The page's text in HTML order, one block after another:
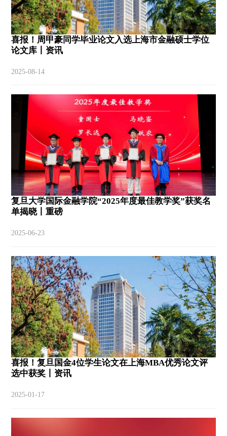
喜报！周甲豪同学毕业论文入选上海市金融硕士学位
论文库丨资讯
2025-08-14
复旦大学国际金融学院“2025年度最佳教学奖”获奖名
单揭晓丨重磅
2025-06-23
喜报！复旦国金4位学生论文在上海MBA优秀论文评
选中获奖丨资讯
2025-01-17